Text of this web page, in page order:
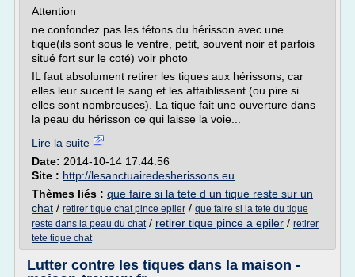
Attention
ne confondez pas les tétons du hérisson avec une
tique(ils sont sous le ventre, petit, souvent noir et parfois
situé fort sur le coté) voir photo
IL faut absolument retirer les tiques aux hérissons, car
elles leur sucent le sang et les affaiblissent (ou pire si
elles sont nombreuses). La tique fait une ouverture dans
la peau du hérisson ce qui laisse la voie...
Lire la suite
Date: 2014-10-14 17:44:56
Site : http://lesanctuairedesherissons.eu
Thèmes liés : que faire si la tete d un tique reste sur un
chat / retirer tique chat pince epiler / que faire si la tete du tique
reste dans la peau du chat/ retirer tique pince a epiler / retirer
tete tique chat
Lutter contre les tiques dans la maison -